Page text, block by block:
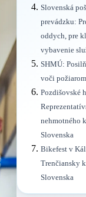
Slovenská
prevádzku:
oddych, pre
vybavenie
SHMÚ:
voči
Pozdišovské
nehmotného
Slovenska
Bikefest v
Trenčiansky
Slovenska